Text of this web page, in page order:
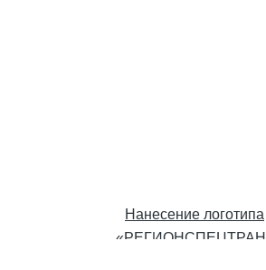
Нанесение логотипа